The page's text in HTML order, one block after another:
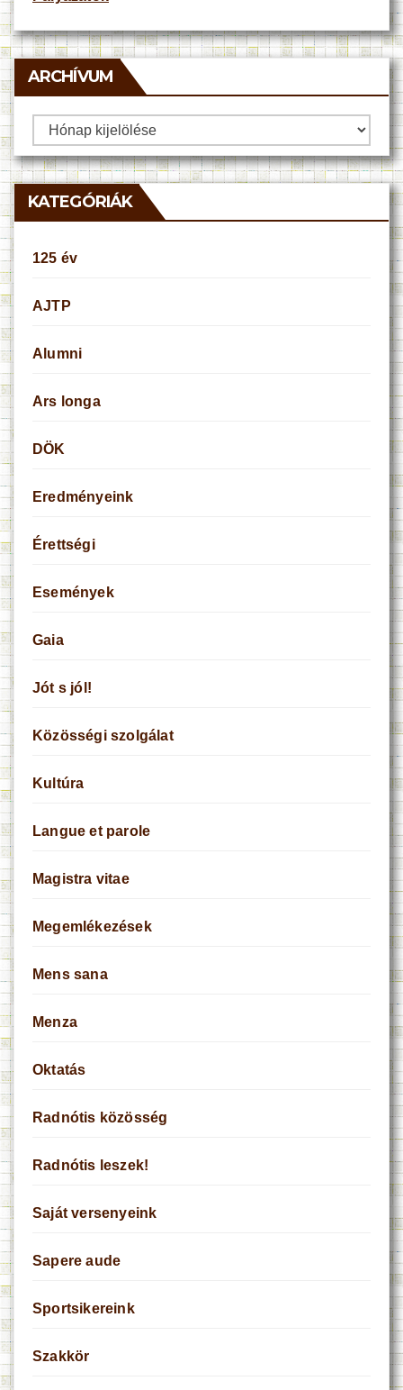
ARCHÍVUM
Archívum
KATEGÓRIÁK
125 év
AJTP
Alumni
Ars longa
DÖK
Eredményeink
Érettségi
Események
Gaia
Jót s jól!
Közösségi szolgálat
Kultúra
Langue et parole
Magistra vitae
Megemlékezések
Mens sana
Menza
Oktatás
Radnótis közösség
Radnótis leszek!
Saját versenyeink
Sapere aude
Sportsikereink
Szakkör